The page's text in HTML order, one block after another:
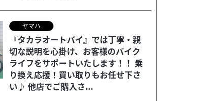
ヤマハ
『タカラオートバイ』では丁寧・親
切な説明を心掛け、お客様のバイク
ライフをサポートいたします！！ 乗
り換え応援！買い取りもお任せ下さ
い♪ 他店でご購入さ...